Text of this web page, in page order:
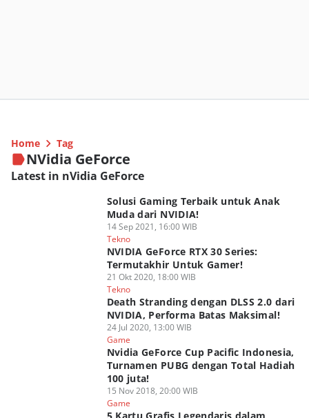
Home Tag
NVidia GeForce
Latest in nVidia GeForce
Solusi Gaming Terbaik untuk Anak
Muda dari NVIDIA!
14 Sep 2021, 16:00 WIB
Tekno
NVIDIA GeForce RTX 30 Series:
Termutakhir Untuk Gamer!
21 Okt 2020, 18:00 WIB
Tekno
Death Stranding dengan DLSS 2.0 dari
NVIDIA, Performa Batas Maksimal!
24 Jul 2020, 13:00 WIB
Game
Nvidia GeForce Cup Pacific Indonesia,
Turnamen PUBG dengan Total Hadiah
100 juta!
15 Nov 2018, 20:00 WIB
Game